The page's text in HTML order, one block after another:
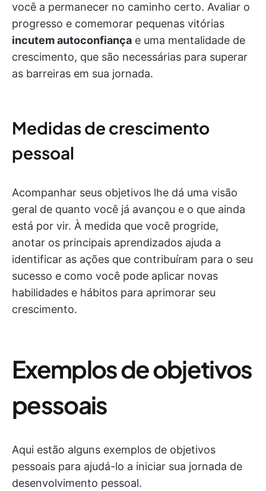
você a permanecer no caminho certo. Avaliar o
progresso e comemorar pequenas vitórias
incutem autoconfiança e uma mentalidade de
crescimento, que são necessárias para superar
as barreiras em sua jornada.
Medidas de crescimento
pessoal
Acompanhar seus objetivos lhe dá uma visão
geral de quanto você já avançou e o que ainda
está por vir. À medida que você progride,
anotar os principais aprendizados ajuda a
identificar as ações que contribuíram para o seu
sucesso e como você pode aplicar novas
habilidades e hábitos para aprimorar seu
crescimento.
Exemplos de objetivos
pessoais
Aqui estão alguns exemplos de objetivos
pessoais para ajudá-lo a iniciar sua jornada de
desenvolvimento pessoal.